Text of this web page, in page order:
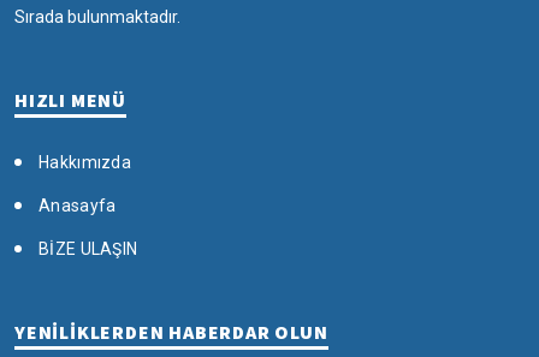
Sırada bulunmaktadır.
HIZLI MENÜ
Hakkımızda
Anasayfa
BİZE ULAŞIN
YENİLİKLERDEN HABERDAR OLUN